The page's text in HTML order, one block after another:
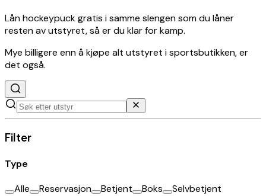
Lån hockeypuck gratis i samme slengen som du låner
resten av utstyret, så er du klar for kamp.
Mye billigere enn å kjøpe alt utstyret i sportsbutikken, er
det også.
Filter
Type
Alle Reservasjon Betjent Boks Selvbetjent